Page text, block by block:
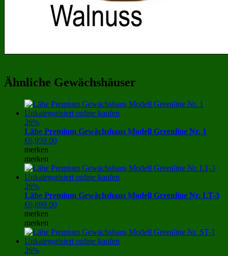
Ähnliche Gewächshäuser
26%
Lähe Premium Gewächshaus Modell Greenline Nr. 1
€6,959.00
merken
merken
26%
Lähe Premium Gewächshaus Modell Greenline Nr. LT-3
€6,699.00
merken
merken
26%